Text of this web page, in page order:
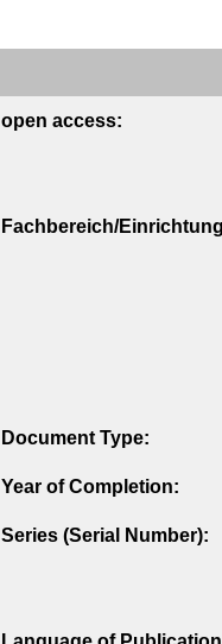
open access:
Fachbereich/
Document Type:
Year of Completion:
Series (Serial Number):